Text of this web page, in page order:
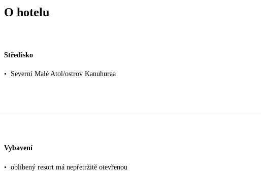
O hotelu
Středisko
• Severní Malé Atol/ostrov Kanuhuraa
Vybavení
• oblíbený resort má nepřetržitě otevřenou